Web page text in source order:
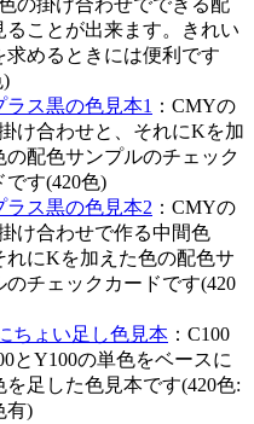
の掛け合わせでできる配
ることが出来ます。きれい
求めるときには便利です
)
ラス黒の色見本1 ：CMYの
け合わせと、それにKを加
の配色サンプルのチェック
です(420色)
ラス黒の色見本2 ：CMYの
け合わせで作る中間色
れにKを加えた色の配色サ
のチェックカードです(420
ちょい足し色見本 ：C100
とY100の単色をベースに
を足した色見本です(420色:
有)